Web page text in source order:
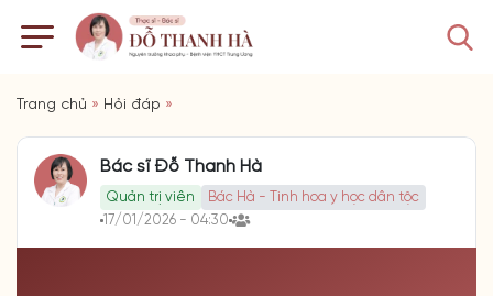
Trang chủ » Hỏi đáp »
Bác sĩ Đỗ Thanh Hà
Quản trị viên
Bác Hà - Tinh hoa y học dân tộc
17/01/2026 - 04:30